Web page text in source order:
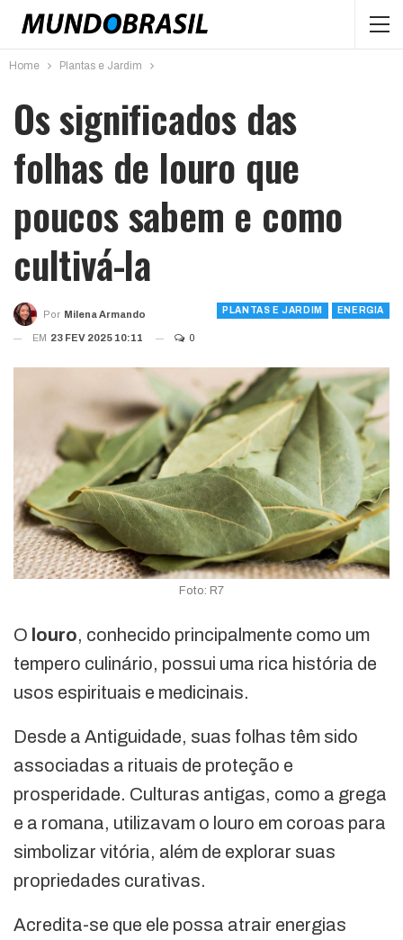
Home Plantas e Jardim
Os significados das
folhas de louro que
poucos sabem e como
cultivá-la
PLANTAS E JARDIM ENERGIA
Por Milena Armando
EM 23 FEV 2025 10:11 0
Foto: R7
O louro, conhecido principalmente como um
tempero culinário, possui uma rica história de
usos espirituais e medicinais.
Desde a Antiguidade, suas folhas têm sido
associadas a rituais de proteção e
prosperidade. Culturas antigas, como a grega
e a romana, utilizavam o louro em coroas para
simbolizar vitória, além de explorar suas
propriedades curativas.
Acredita-se que ele possa atrair energias